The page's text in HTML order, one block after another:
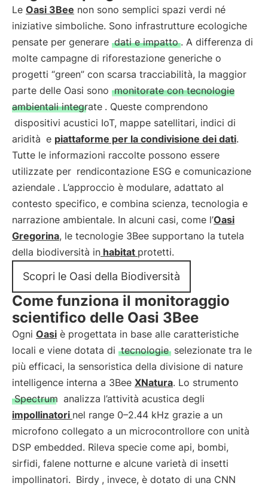
Le Oasi 3Bee non sono semplici spazi verdi né
iniziative simboliche. Sono infrastrutture ecologiche
pensate per generare dati e impatto . A differenza di
molte campagne di riforestazione generiche o
progetti “green” con scarsa tracciabilità, la maggior
parte delle Oasi sono monitorate con tecnologie
ambientali integrate . Queste comprendono
dispositivi acustici IoT, mappe satellitari, indici di
aridità e piattaforme per la condivisione dei dati.
Tutte le informazioni raccolte possono essere
utilizzate per rendicontazione ESG e comunicazione
aziendale . L’approccio è modulare, adattato al
contesto specifico, e combina scienza, tecnologia e
narrazione ambientale. In alcuni casi, come l’Oasi
Gregorina, le tecnologie 3Bee supportano la tutela
della biodiversità in habitat protetti.
Scopri le Oasi della Biodiversità
Come funziona il monitoraggio
scientifico delle Oasi 3Bee
Ogni Oasi è progettata in base alle caratteristiche
locali e viene dotata di tecnologie selezionate tra le
più efficaci, la sensoristica della divisione di nature
intelligence interna a 3Bee XNatura. Lo strumento
Spectrum analizza l’attività acustica degli
impollinatori nel range 0–2.44 kHz grazie a un
microfono collegato a un microcontrollore con unità
DSP embedded. Rileva specie come api, bombi,
sirfidi, falene notturne e alcune varietà di insetti
impollinatori. Birdy , invece, è dotato di una CNN